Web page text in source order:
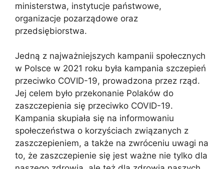
ministerstwa, instytucje państwowe,
organizacje pozarządowe oraz
przedsiębiorstwa.
Jedną z najważniejszych kampanii społecznych
w Polsce w 2021 roku była kampania szczepień
przeciwko COVID-19, prowadzona przez rząd.
Jej celem było przekonanie Polaków do
zaszczepienia się przeciwko COVID-19.
Kampania skupiała się na informowaniu
społeczeństwa o korzyściach związanych z
zaszczepieniem, a także na zwróceniu uwagi na
to, że zaszczepienie się jest ważne nie tylko dla